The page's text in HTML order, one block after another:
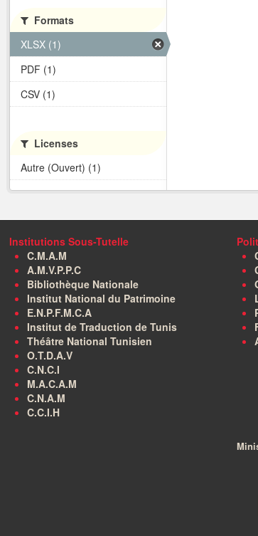
Formats
XLSX (1)
PDF (1)
CSV (1)
Licenses
Autre (Ouvert) (1)
Institutions Sous-Tutelle
C.M.A.M
A.M.V.P.P.C
Bibliothèque Nationale
Institut National du Patrimoine
E.N.P.F.M.C.A
Institut de Traduction de Tunis
Théâtre National Tunisien
O.T.D.A.V
C.N.C.I
M.A.C.A.M
C.N.A.M
C.C.I.H